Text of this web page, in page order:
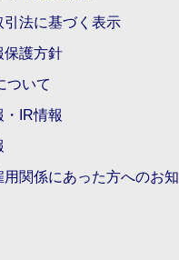
引法に基づく表示
保護方針
ついて
・IR情報
用関係にあった方へのお知